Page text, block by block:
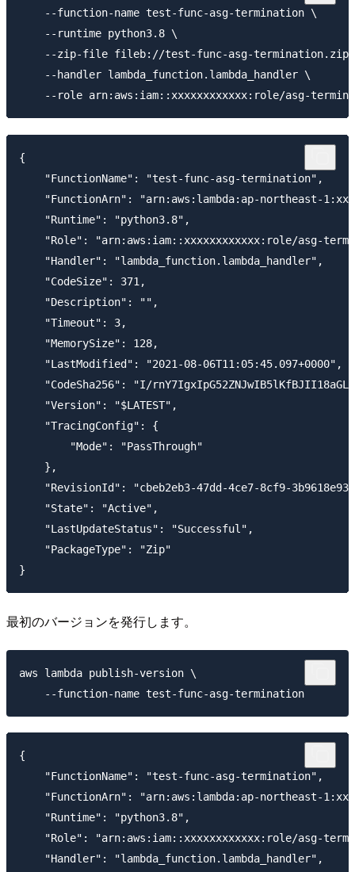
    --function-name test-func-asg-termination \
    --runtime python3.8 \
--zip-file fileb://test-func-asg-termination.zip
    --handler lambda_function.lambda_handler \
{
    "FunctionName": "test-func-asg-termination",
"FunctionArn": "arn:aws:lambda:ap-northeast-
    "Runtime": "python3.8",
"Role": "arn:aws:iam::xxxxxxxxxxxx:role/asg-
    "Handler": "lambda_function.lambda_handler",
    "CodeSize": 371,
    "Description": "",
    "Timeout": 3,
    "MemorySize": 128,
    "LastModified": "2021-08-06T11:05:45.097+0000",
"CodeSha256": "I/
    "Version": "$LATEST",
    "TracingConfig": {
        "Mode": "PassThrough"
    },
"RevisionId": "cbeb2eb3-47dd-4ce7-8cf9-
    "State": "Active",
    "LastUpdateStatus": "Successful",
    "PackageType": "Zip"
最初のバージョンを発行します。
aws lambda publish-version \
{
    "FunctionName": "test-func-asg-termination",
"FunctionArn": "arn:aws:lambda:ap-northeast-
    "Runtime": "python3.8",
"Role": "arn:aws:iam::xxxxxxxxxxxx:role/asg-
    "Handler": "lambda_function.lambda_handler",